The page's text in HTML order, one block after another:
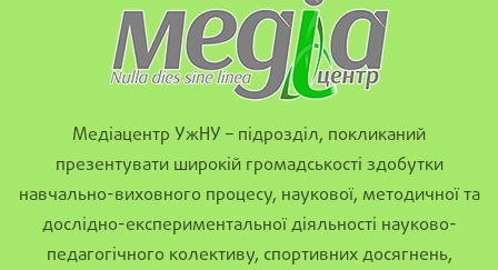
Медіацентр УжНУ – підрозділ, покликаний
презентувати широкій громадськості здобутки
навчально-виховного процесу, наукової, методичної та
дослідно-експериментальної діяльності науково-
педагогічного колективу, спортивних досягнень,